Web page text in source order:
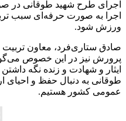
اجرای طرح شهید طوقانی در
اجرا به صورت حرفه‌ای سبب
ورزش شود.
صادق ستاری‌فرد، معاون
پرورش نیز در این خصوص
ایثار و شهادت و زنده نگه
طوقانی به دنبال حفظ و
عمومی کشور هستیم.